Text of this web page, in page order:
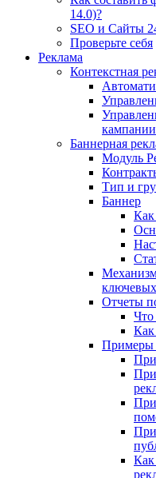
14.0)?
SEO и Сайты
Проверьте себя
Реклама
Контекстная
кампании
Баннерная
Модуль
Тип и
Баннер
Как
Отчеты
Что
Как
Примеры
Как